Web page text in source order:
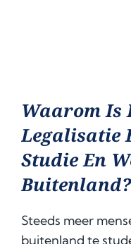
Waarom Is
Legalisatie
Studie En
Buitenland?
Steeds meer
buitenland te